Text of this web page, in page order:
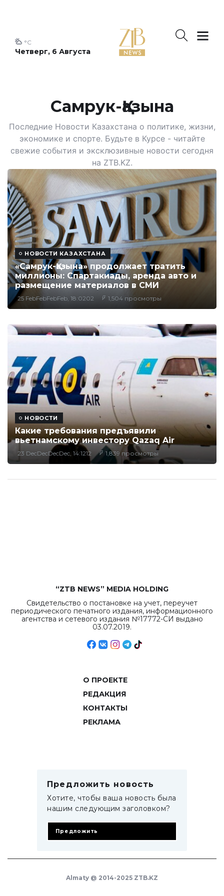
Четверг, 6 Августа
°C
Самрук-Қазына
Последние Новости Казахстана о политике, жизни,
экономике и спорте. Будьте в Курсе - читайте
свежие события и эксклюзивные новости сегодня
на ZTB.KZ.
НОВОСТИ КАЗАХСТАНА
«Самрук-Қазына» продолжает тратить
миллионы: Спартакиады, аренда авто и
размещение материалов в СМИ
25 FebFebFebFeb, 18:0202 1,504 просмотры
НОВОСТИ
Какие требования предъявили
вьетнамскому инвестору Qazaq Air
23 DecDecDecDec, 14:1212 1,839 просмотры
“ZTB NEWS” MEDIA HOLDING
Свидетельство о постановке на учет, переучет
периодического печатного издания, информационного
агентства и сетевого издания №17772-СИ выдано
03.07.2019.
О ПРОЕКТЕ
РЕДАКЦИЯ
КОНТАКТЫ
РЕКЛАМА
Предложить новость
Хотите, чтобы ваша новость была
нашим следующим заголовком?
Предложить
Almaty @ 2014-2025 ZTB.KZ